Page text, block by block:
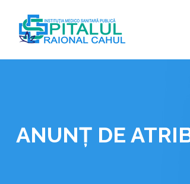
content
ANUNȚ DE